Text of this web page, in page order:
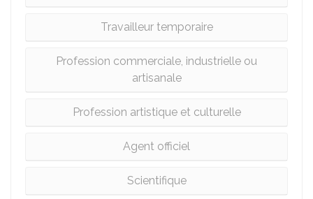
Travailleur temporaire
Profession commerciale, industrielle ou
artisanale
Profession artistique et culturelle
Agent officiel
Scientifique